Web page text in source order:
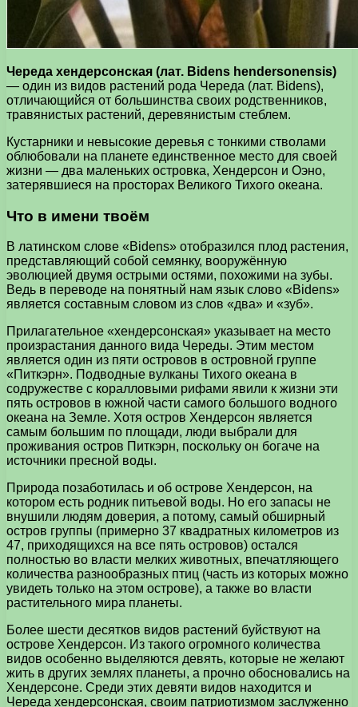
Череда хендерсонская (лат. Bidens hendersonensis)
— один из видов растений рода Череда (лат. Bidens),
отличающийся от большинства своих родственников,
травянистых растений, деревянистым стеблем.
Кустарники и невысокие деревья с тонкими стволами
облюбовали на планете единственное место для своей
жизни — два маленьких островка, Хендерсон и Оэно,
затерявшиеся на просторах Великого Тихого океана.
Что в имени твоём
В латинском слове «Bidens» отобразился плод растения,
представляющий собой семянку, вооружённую
эволюцией двумя острыми остями, похожими на зубы.
Ведь в переводе на понятный нам язык слово «Bidens»
является составным словом из слов «два» и «зуб».
Прилагательное «хендерсонская» указывает на место
произрастания данного вида Череды. Этим местом
является один из пяти островов в островной группе
«Питкэрн». Подводные вулканы Тихого океана в
содружестве с коралловыми рифами явили к жизни эти
пять островов в южной части самого большого водного
океана на Земле. Хотя остров Хендерсон является
самым большим по площади, люди выбрали для
проживания остров Питкэрн, поскольку он богаче на
источники пресной воды.
Природа позаботилась и об острове Хендерсон, на
котором есть родник питьевой воды. Но его запасы не
внушили людям доверия, а потому, самый обширный
остров группы (примерно 37 квадратных километров из
47, приходящихся на все пять островов) остался
полностью во власти мелких животных, впечатляющего
количества разнообразных птиц (часть из которых можно
увидеть только на этом острове), а также во власти
растительного мира планеты.
Более шести десятков видов растений буйствуют на
острове Хендерсон. Из такого огромного количества
видов особенно выделяются девять, которые не желают
жить в других землях планеты, а прочно обосновались на
Хендерсоне. Среди этих девяти видов находится и
Череда хендерсонская, своим патриотизмом заслуженно